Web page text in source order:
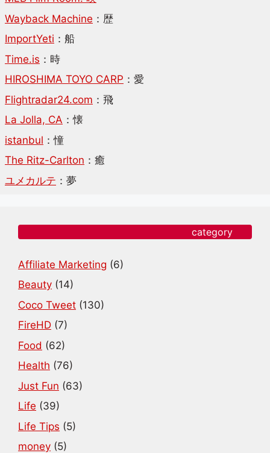
Wayback Machine ：歴
ImportYeti ：船
Time.is ：時
HIROSHIMA TOYO CARP ：愛
Flightradar24.com ：飛
La Jolla, CA ：懐
istanbul ：憧
The Ritz-Carlton ：癒
ユメカルテ ：夢
category
Affiliate Marketing (6)
Beauty (14)
Coco Tweet (130)
FireHD (7)
Food (62)
Health (76)
Just Fun (63)
Life (39)
Life Tips (5)
money (5)